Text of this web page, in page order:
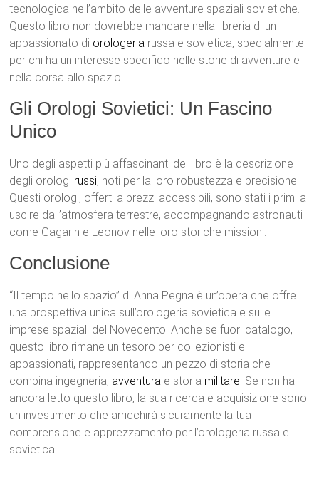
tecnologica nell’ambito delle avventure spaziali sovietiche.
Questo libro non dovrebbe mancare nella libreria di un
appassionato di orologeria russa e sovietica, specialmente
per chi ha un interesse specifico nelle storie di avventure e
nella corsa allo spazio.
Gli Orologi Sovietici: Un Fascino
Unico
Uno degli aspetti più affascinanti del libro è la descrizione
degli orologi russi, noti per la loro robustezza e precisione.
Questi orologi, offerti a prezzi accessibili, sono stati i primi a
uscire dall’atmosfera terrestre, accompagnando astronauti
come Gagarin e Leonov nelle loro storiche missioni.
Conclusione
“Il tempo nello spazio” di Anna Pegna è un’opera che offre
una prospettiva unica sull’orologeria sovietica e sulle
imprese spaziali del Novecento. Anche se fuori catalogo,
questo libro rimane un tesoro per collezionisti e
appassionati, rappresentando un pezzo di storia che
combina ingegneria, avventura e storia militare. Se non hai
ancora letto questo libro, la sua ricerca e acquisizione sono
un investimento che arricchirà sicuramente la tua
comprensione e apprezzamento per l’orologeria russa e
sovietica.